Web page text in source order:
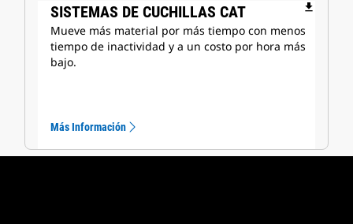
SISTEMAS DE CUCHILLAS CAT file_download
Mueve más material por más tiempo con menos
tiempo de inactividad y a un costo por hora más
bajo.
Más Información